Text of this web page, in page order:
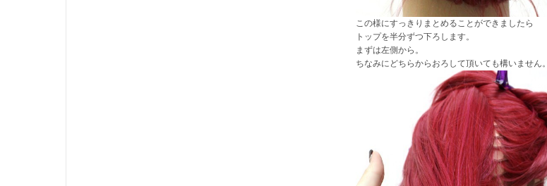
この様にすっきりまとめることができましたら
トップを半分ずつ下ろします。
まずは左側から。
ちなみにどちらからおろして頂いても構いません。